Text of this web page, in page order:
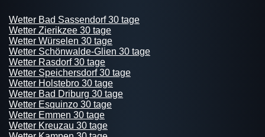
Wetter Bad Sassendorf 30 tage
Wetter Zierikzee 30 tage
Wetter Würselen 30 tage
Wetter Schönwalde-Glien 30 tage
Wetter Rasdorf 30 tage
Wetter Speichersdorf 30 tage
Wetter Holstebro 30 tage
Wetter Bad Driburg 30 tage
Wetter Esquinzo 30 tage
Wetter Emmen 30 tage
Wetter Kreuzau 30 tage